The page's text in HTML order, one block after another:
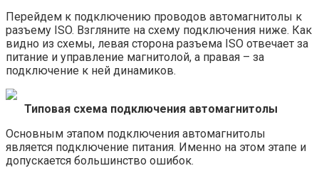
Перейдем к подключению проводов автомагнитолы к
разъему ISO. Взгляните на схему подключения ниже. Как
видно из схемы, левая сторона разъема ISO отвечает за
питание и управление магнитолой, а правая – за
подключение к ней динамиков.
Типовая схема подключения автомагнитолы
Основным этапом подключения автомагнитолы
является подключение питания. Именно на этом этапе и
допускается большинство ошибок.